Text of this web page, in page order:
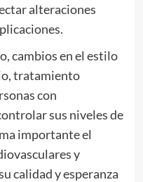
alteraciones
cambios en el estilo
tratamiento
con
sus niveles de
importante el
y
calidad y esperanza